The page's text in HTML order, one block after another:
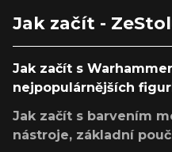
Jak začít -
Jak začít s
nejpopulárnějších
Jak začít s barvením
nástroje, základní